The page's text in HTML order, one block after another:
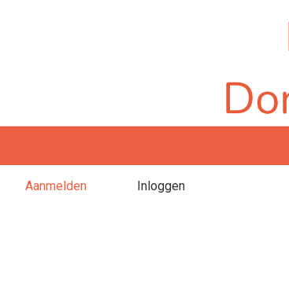
Aanmelden Inloggen